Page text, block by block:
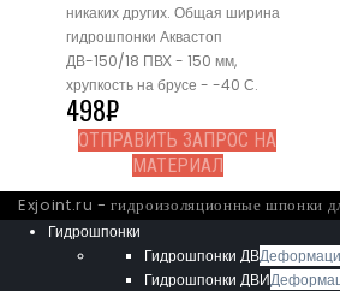
никаких других. Общая ширина
гидрошпонки Аквастоп
ДВ-150/18 ПВХ - 150 мм,
хрупкость на брусе - -40 С.
498₽
ОТПРАВИТЬ ЗАПРОС НА
МАТЕРИАЛ
Exjoint.ru - гидроизоляционные шпонки
Гидрошпонки
Гидрошпонки ДВ
Гидрошпонки ДВИ